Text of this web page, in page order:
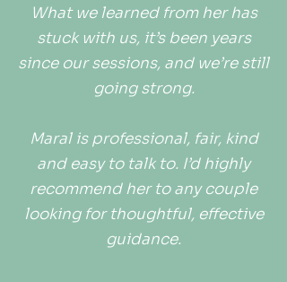
What we learned from her has
stuck with us, it’s been years
since our sessions, and we’re still
going strong.
Maral is professional, fair, kind
and easy to talk to. I’d highly
recommend her to any couple
looking for thoughtful, effective
guidance.